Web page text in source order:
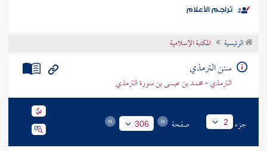
موضوعي
تراجم الأعلام
الرئيسية المكتبة الإسلامية
سنن الترمذي
الترمذي - محمد بن عيسى بن سورة الترمذي
جزء 2 صفحة 306